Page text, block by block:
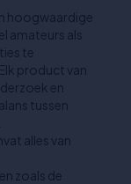
hoogwaardige
amateurs als
te
product van
en
tussen
alles van
zoals de